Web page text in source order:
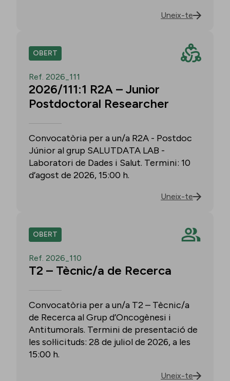
Uneix-te
OBERT
Ref. 2026_111
2026/111:1 R2A – Junior
Postdoctoral Researcher
Convocatòria per a un/a R2A - Postdoc
Júnior al grup SALUTDATA LAB -
Laboratori de Dades i Salut. Termini: 10
d’agost de 2026, 15:00 h.
Uneix-te
OBERT
Ref. 2026_110
T2 – Tècnic/a de Recerca
Convocatòria per a un/a T2 – Tècnic/a
de Recerca al Grup d’Oncogènesi i
Antitumorals. Termini de presentació de
les sol·licituds: 28 de juliol de 2026, a les
15:00 h.
Uneix-te